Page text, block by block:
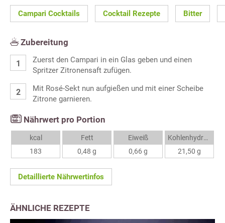
Campari Cocktails Cocktail Rezepte Bitter
Zubereitung
Zuerst den Campari in ein Glas geben und einen
Spritzer Zitronensaft zufügen.
Mit Rosé-Sekt nun aufgießen und mit einer Scheibe
Zitrone garnieren.
Nährwert pro Portion
kcal
183
Fett
0,48 g
Eiweiß
0,66 g
Kohlenhydrate
21,50 g
Detaillierte Nährwertinfos
ÄHNLICHE REZEPTE